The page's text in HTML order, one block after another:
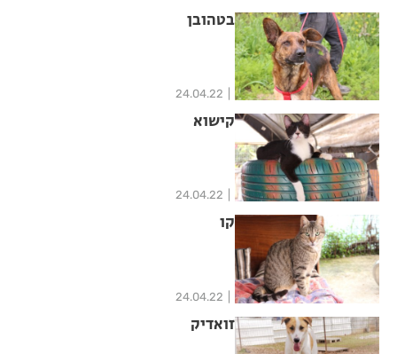
בטהובן
24.04.22
קישוא
24.04.22
קו
24.04.22
זואדיק